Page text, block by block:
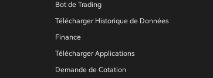
Bot de Trading
Télécharger Historique de Données
Finance
Télécharger Applications
Demande de Cotation